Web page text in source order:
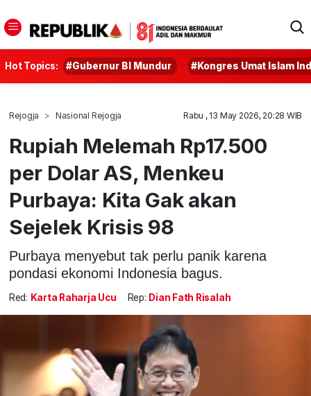
Hot Topics: #Gubernur BI Mundur #Kongres Umat Islam
Rejogja Nasional Rejogja Rabu , 13 May 2026, 20:28 WIB
Rupiah Melemah Rp17.500
per Dolar AS, Menkeu
Purbaya: Kita Gak akan
Sejelek Krisis 98
Purbaya menyebut tak perlu panik karena
pondasi ekonomi Indonesia bagus.
Red: Karta Raharja Ucu Rep: Dian Fath Risalah